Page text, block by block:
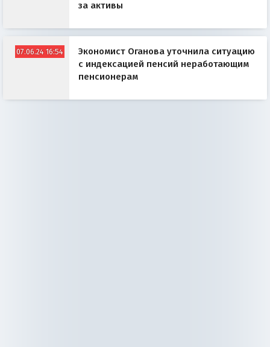
за активы
07.06.24 16:54
Экономист Оганова уточнила ситуацию
с индексацией пенсий неработающим
пенсионерам